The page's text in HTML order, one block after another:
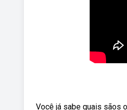
Você já sabe quais sãos